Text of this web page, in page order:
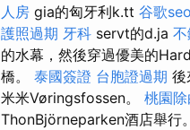
人房 gia的匈牙利k.tt 谷歌seo
護照過期 牙科 servt的d.ja
的水幕，然後穿過優美的
橋。 泰國簽證 台胞證過期 後
米米Vøringsfossen。 桃園
ThonBjörneparken酒店舉行